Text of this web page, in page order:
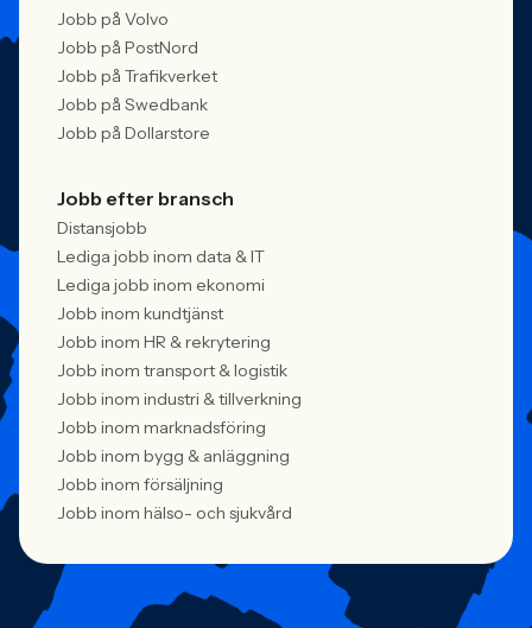
Jobb på Volvo
Jobb på PostNord
Jobb på Trafikverket
Jobb på Swedbank
Jobb på Dollarstore
Jobb efter bransch
Distansjobb
Lediga jobb inom data & IT
Lediga jobb inom ekonomi
Jobb inom kundtjänst
Jobb inom HR & rekrytering
Jobb inom transport & logistik
Jobb inom industri & tillverkning
Jobb inom marknadsföring
Jobb inom bygg & anläggning
Jobb inom försäljning
Jobb inom hälso- och sjukvård